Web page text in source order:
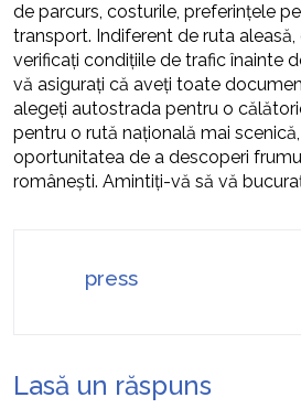
de parcurs, costurile, preferințele
transport. Indiferent de ruta
verificați condițiile de trafic înainte
vă asigurați că aveți toate
alegeți autostrada pentru o
pentru o rută națională mai
oportunitatea de a descoperi
românești. Amintiți-vă să vă
press
Lasă un răspuns